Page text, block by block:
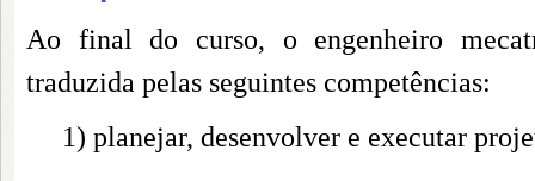
Ao final do curso, o engenheiro
traduzida pelas seguintes competências:
1) planejar, desenvolver e executar